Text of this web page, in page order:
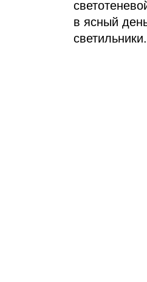
в ясный
светильники.